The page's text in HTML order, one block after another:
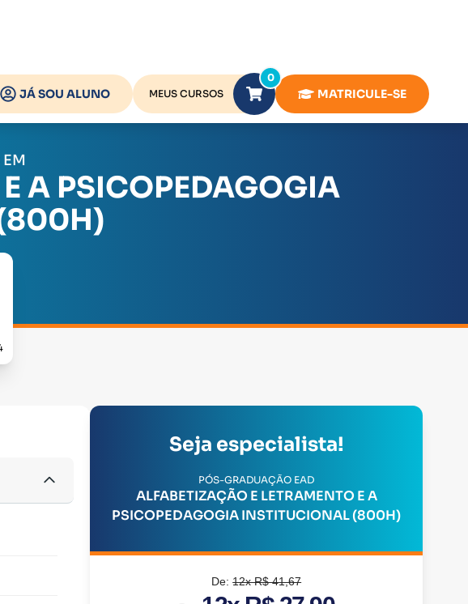
JÁ SOU ALUNO MEUS CURSOS
0
MATRICULE-SE
A PSICOPEDAGOGIA
Seja especialista!
PÓS-GRADUAÇÃO EAD
ALFABETIZAÇÃO E LETRAMENTO E A
PSICOPEDAGOGIA INSTITUCIONAL (800H)
De:12x R$ 41,67